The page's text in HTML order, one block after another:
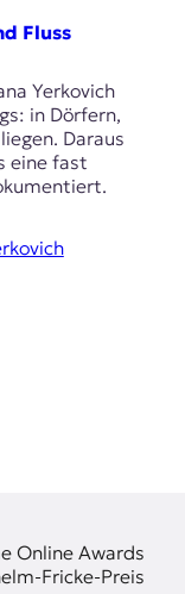
Fluss
Yerkovich
in Dörfern,
Daraus
eine fast
Online Awards
Fricke-Preis